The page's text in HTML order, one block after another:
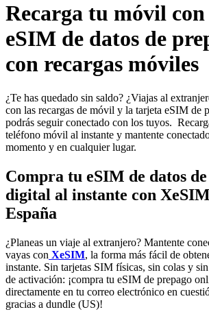
Recarga tu móvil con
eSIM de datos de
con recargas móviles
¿Te has quedado sin saldo? ¿Viajas al
con las recargas de móvil y la tarjeta eSIM de
podrás seguir conectado con los tuyos.
teléfono móvil al instante y mantente
momento y en cualquier lugar.
Compra tu eSIM de datos
digital al instante con
España
¿Planeas un viaje al extranjero? Mantente
vayas con XeSIM, la forma más fácil de
instante. Sin tarjetas SIM físicas, sin colas y
de activación: ¡compra tu eSIM de prepago
directamente en tu correo electrónico en
gracias a dundle (US)!